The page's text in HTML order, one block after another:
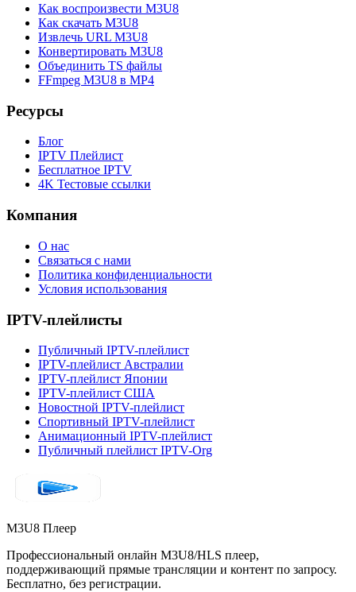
Как воспроизвести M3U8
Как скачать M3U8
Извлечь URL M3U8
Конвертировать M3U8
Объединить TS файлы
FFmpeg M3U8 в MP4
Ресурсы
Блог
IPTV Плейлист
Бесплатное IPTV
4K Тестовые ссылки
Компания
О нас
Связаться с нами
Политика конфиденциальности
Условия использования
IPTV-плейлисты
Публичный IPTV-плейлист
IPTV-плейлист Австралии
IPTV-плейлист Японии
IPTV-плейлист США
Новостной IPTV-плейлист
Спортивный IPTV-плейлист
Анимационный IPTV-плейлист
Публичный плейлист IPTV-Org
M3U8 Плеер
Профессиональный онлайн M3U8/HLS плеер,
поддерживающий прямые трансляции и контент по запросу.
Бесплатно, без регистрации.